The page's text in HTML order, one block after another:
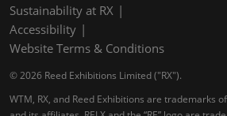
Sustainability at RX
Accessibility
Website Terms & Conditions
© 2026 Reed Exhibitions Limited ("RX").
WTM, RX, and Reed Exhibitions are trademarks